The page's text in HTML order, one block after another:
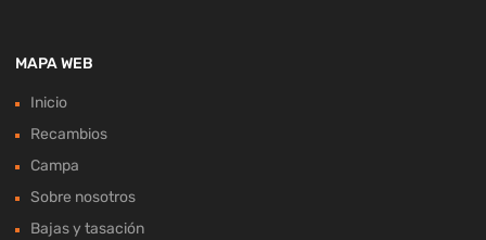
MAPA WEB
Inicio
Recambios
Campa
Sobre nosotros
Bajas y tasación